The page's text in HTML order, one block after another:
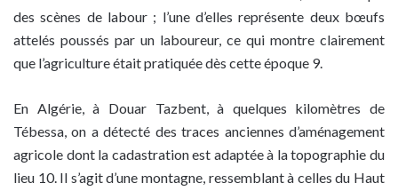
des scènes de labour ; l’une d’elles représente deux bœufs
attelés poussés par un laboureur, ce qui montre clairement
que l’agriculture était pratiquée dès cette époque 9.
En Algérie, à Douar Tazbent, à quelques kilomètres de
Tébessa, on a détecté des traces anciennes d’aménagement
agricole dont la cadastration est adaptée à la topographie du
lieu 10. Il s’agit d’une montagne, ressemblant à celles du Haut